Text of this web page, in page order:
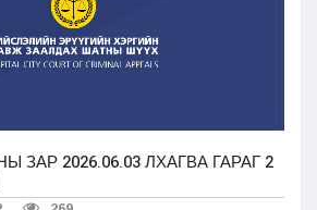
ЗАР 2026.06.03 ЛХАГВА ГАРАГ 2